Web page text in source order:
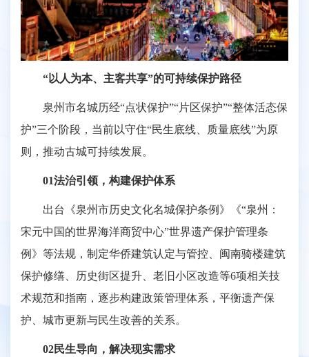
“以人为本、主客共享”的可持续保护路径
泉州市名城历经“点状保护”“片区保护”“整体活态保
护”三个阶段，当前以守住“民生底线、质量底线”为原
则，推动古城可持续发展。
01法治引领，构建保护体系
出台《泉州市历史文化名城保护条例》《“泉州：
宋元中国的世界海洋商贸中心”世界遗产保护管理条
例》等法规，制定华侨建筑认定与管控、闽南骑楼建筑
保护修缮、历史街区提升、老旧小区改造等6项相关技
术规范和指南，逐步构建政策管理体系，平衡遗产保
护、城市更新与民生改善的关系。
02民生导向，解决现实需求